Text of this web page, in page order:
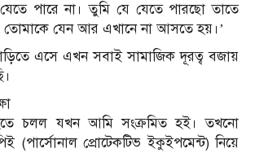
পারে না। তুমি যে যেতে পারছো তাতে
যেন আর এখানে না আসতে হয়।’
এসে এখন সবাই সামাজিক দূরত্ব বজায়
চলল যখন আমি সংক্রমিত হই। তখনো
(পার্সোনাল প্রোটেকটিভ ইকুইপমেন্ট) নিয়ে